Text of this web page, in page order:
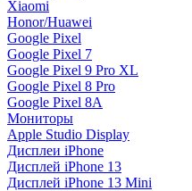
Xiaomi
Honor/Huawei
Google Pixel
Google Pixel 7
Google Pixel 9 Pro XL
Google Pixel 8 Pro
Google Pixel 8A
Мониторы
Apple Studio Display
Дисплеи iPhone
Дисплей iPhone 13
Дисплей iPhone 13 Mini